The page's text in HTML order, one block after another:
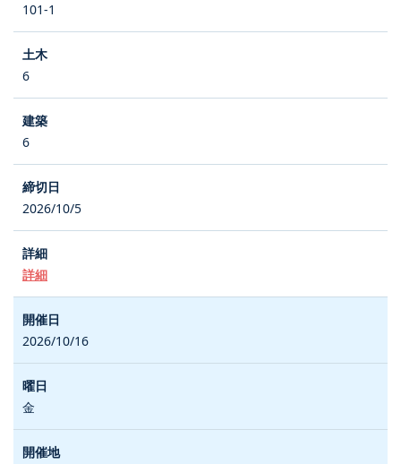
101-1
6
6
2026/10/5
詳細
2026/10/16
金